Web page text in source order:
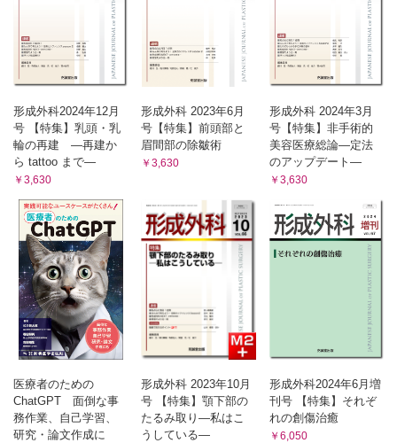
形成外科2024年12月
号 【特集】乳頭・乳
輪の再建 ―再建か
ら tattoo まで―
￥3,630
形成外科 2023年6月
号【特集】前頭部と
眉間部の除皺術
￥3,630
形成外科 2024年3月
号【特集】非手術的
美容医療総論―定法
のアップデート―
￥3,630
医療者のための
ChatGPT 面倒な事
務作業、自己学習、
研究・論文作成に
形成外科 2023年10月
号 【特集】顎下部の
たるみ取り―私はこ
うしている―
形成外科2024年6月増
刊号 【特集】それぞ
れの創傷治癒
￥6,050